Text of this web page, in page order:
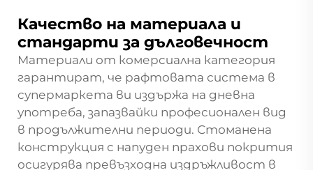
Качество на материала и
стандарти за дълговечност
Материали от комерсиална категория
гарантират, че рафтовата система в
супермаркета ви издържа на дневна
употреба, запазвайки професионален вид
в продължителни периоди. Стоманена
конструкция с напуден прахови покрития
осигурява превъзходна издръжливост в